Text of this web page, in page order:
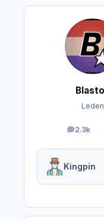
Leden
2.3k
Kingpin